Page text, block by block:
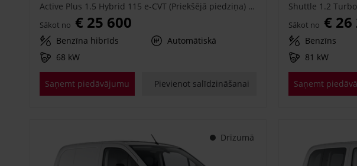
Active Plus 1.5 Hybrid 115 e-CVT (Priekšējā piedziņa) (68 kW)
Sākot no € 25 600
Benzīna hibrīds
Automātiskā
68 kW
Saņemt piedāvājumu Pievienot salīdzināšanai
Shuttle 1.2
Sākot no € 26
Benzīns
81 kW
Saņemt
Drīzumā